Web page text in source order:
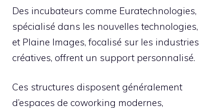
Des incubateurs comme Euratechnologies,
spécialisé dans les nouvelles technologies,
et Plaine Images, focalisé sur les industries
créatives, offrent un support personnalisé.
Ces structures disposent généralement
d’espaces de coworking modernes,